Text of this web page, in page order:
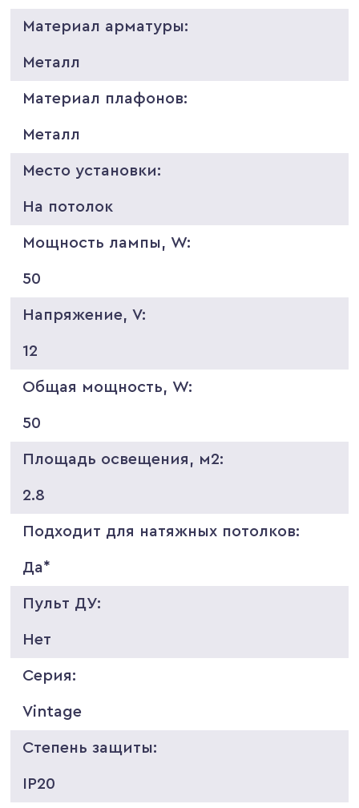
Материал арматуры:
Металл
Материал плафонов:
Металл
Место установки:
На потолок
Мощность лампы, W:
50
Напряжение, V:
12
Общая мощность, W:
50
Площадь освещения, м2:
2.8
Подходит для натяжных потолков:
Да*
Пульт ДУ:
Нет
Серия:
Vintage
Степень защиты:
IP20